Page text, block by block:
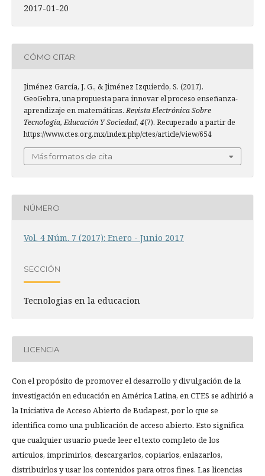
2017-01-20
CÓMO CITAR
Jiménez García, J. G., & Jiménez Izquierdo, S. (2017).
GeoGebra, una propuesta para innovar el proceso enseñanza-
aprendizaje en matemáticas.Revista Electrónica Sobre
Tecnología, Educación Y Sociedad, 4(7). Recuperado a partir de
https://www.ctes.org.mx/index.php/ctes/article/view/654
Más formatos de cita
NÚMERO
Vol. 4 Núm. 7 (2017): Enero - Junio 2017
SECCIÓN
Tecnologias en la educacion
LICENCIA
Con el propósito de promover el desarrollo y divulgación de la
investigación en educación en América Latina, en CTES se adhirió a
la Iniciativa de Acceso Abierto de Budapest, por lo que se
identifica como una publicación de acceso abierto. Esto significa
que cualquier usuario puede leer el texto completo de los
artículos, imprimirlos, descargarlos, copiarlos, enlazarlos,
distribuirlos y usar los contenidos para otros fines. Las licencias